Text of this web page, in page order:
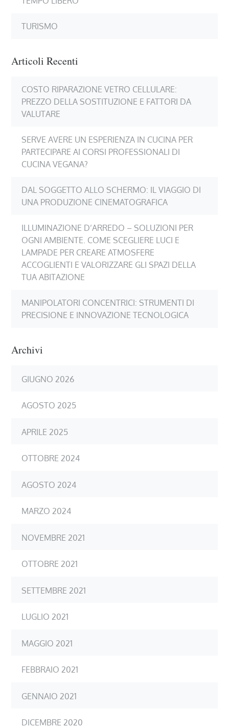
TURISMO
Articoli Recenti
COSTO RIPARAZIONE VETRO CELLULARE:
PREZZO DELLA SOSTITUZIONE E FATTORI DA
VALUTARE
SERVE AVERE UN ESPERIENZA IN CUCINA PER
PARTECIPARE AI CORSI PROFESSIONALI DI
CUCINA VEGANA?
DAL SOGGETTO ALLO SCHERMO: IL VIAGGIO DI
UNA PRODUZIONE CINEMATOGRAFICA
ILLUMINAZIONE D’ARREDO – SOLUZIONI PER
OGNI AMBIENTE. COME SCEGLIERE LUCI E
LAMPADE PER CREARE ATMOSFERE
ACCOGLIENTI E VALORIZZARE GLI SPAZI DELLA
TUA ABITAZIONE
MANIPOLATORI CONCENTRICI: STRUMENTI DI
PRECISIONE E INNOVAZIONE TECNOLOGICA
Archivi
GIUGNO 2026
AGOSTO 2025
APRILE 2025
OTTOBRE 2024
AGOSTO 2024
MARZO 2024
NOVEMBRE 2021
OTTOBRE 2021
SETTEMBRE 2021
LUGLIO 2021
MAGGIO 2021
FEBBRAIO 2021
GENNAIO 2021
DICEMBRE 2020